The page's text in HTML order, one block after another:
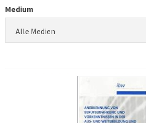
Medium
Alle Medien